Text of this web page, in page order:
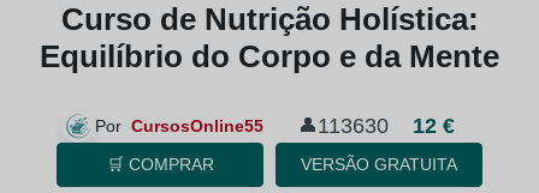
Curso de Nutrição Holística:
Equilíbrio do Corpo e da Mente
Por CursosOnline55 👤113630 12 €
🛒 COMPRAR VERSÃO GRATUITA